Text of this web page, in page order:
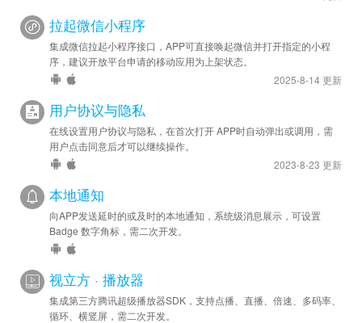
拉起微信小程序
集成微信拉起小程序接口，APP可直接唤起微信并打开指定的小程
序，建议开放平台申请的移动应用为上架状态。
2025-8-14 更新
用户协议与隐私
在线设置用户协议与隐私，在首次打开 APP时自动弹出或调用，需
用户点击同意后才可以继续操作。
2023-8-23 更新
本地通知
向APP发送延时的或及时的本地通知，系统级消息展示，可设置
Badge 数字角标，需二次开发。
视立方 · 播放器
集成第三方腾讯超级播放器SDK，支持点播、直播、倍速、多码率、
循环、横竖屏，需二次开发。